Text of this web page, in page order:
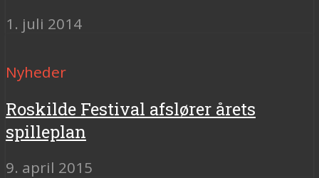
1. juli 2014
Nyheder
Roskilde Festival afslører årets
spilleplan
9. april 2015